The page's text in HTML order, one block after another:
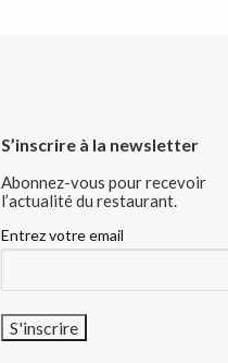
S’inscrire à la newsletter
Abonnez-vous pour recevoir
l’actualité du restaurant.
Entrez votre email